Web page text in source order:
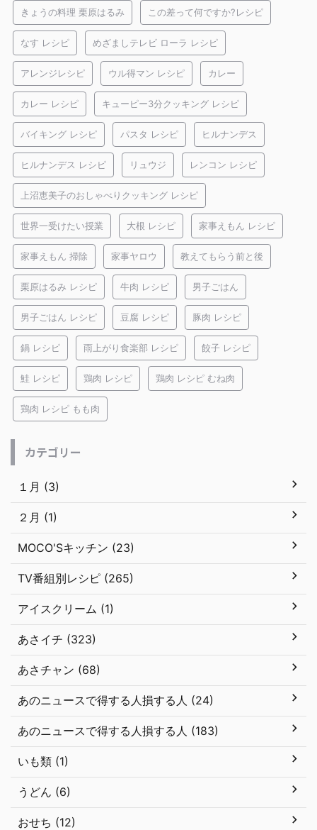
きょうの料理 栗原はるみ この差って何ですか?レシピ
なす レシピ めざましテレビ ローラ レシピ
アレンジレシピ ウル得マン レシピ カレー
カレー レシピ キューピー3分クッキング レシピ
バイキング レシピ パスタ レシピ ヒルナンデス
ヒルナンデス レシピ リュウジ レンコン レシピ
上沼恵美子のおしゃべりクッキング レシピ
世界一受けたい授業 大根 レシピ 家事えもん レシピ
家事えもん 掃除 家事ヤロウ 教えてもらう前と後
栗原はるみ レシピ 牛肉 レシピ 男子ごはん
男子ごはん レシピ 豆腐 レシピ 豚肉 レシピ
鍋 レシピ 雨上がり食楽部 レシピ 餃子 レシピ
鮭 レシピ 鶏肉 レシピ 鶏肉 レシピ むね肉
鶏肉 レシピ もも肉
カテゴリー
１月 (3)
２月 (1)
MOCO'Sキッチン (23)
TV番組別レシピ (265)
アイスクリーム (1)
あさイチ (323)
あさチャン (68)
あのニュースで得する人損する人 (24)
あのニュースで得する人損する人 (183)
いも類 (1)
うどん (6)
おせち (12)